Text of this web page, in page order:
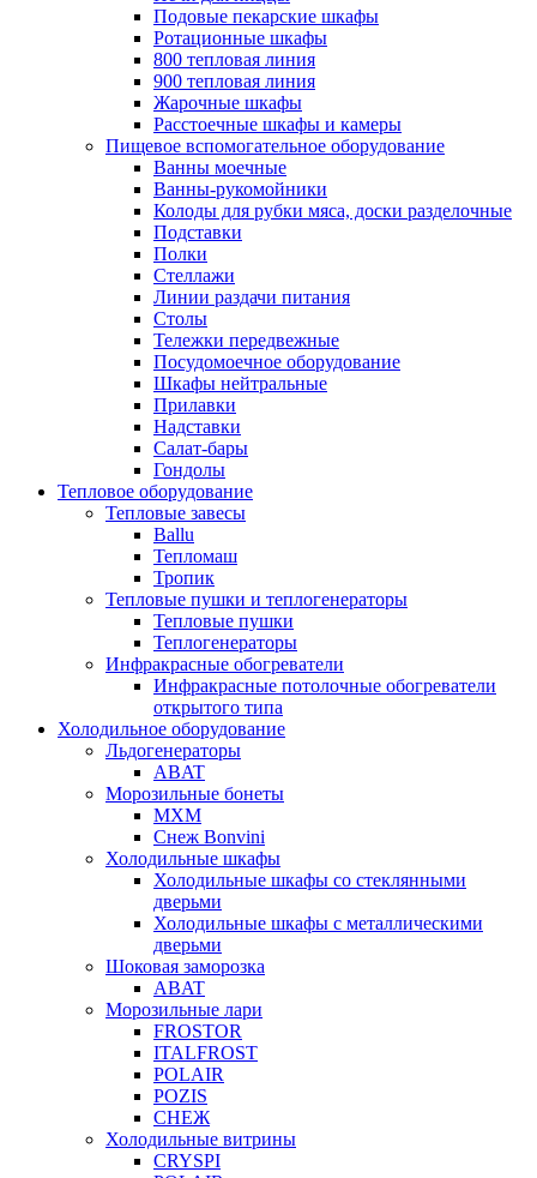
Подовые пекарские шкафы
Ротационные шкафы
800 тепловая линия
900 тепловая линия
Жарочные шкафы
Расстоечные шкафы и камеры
Пищевое вспомогательное оборудование
Ванны моечные
Ванны-рукомойники
Колоды для рубки мяса, доски разделочные
Подставки
Полки
Стеллажи
Линии раздачи питания
Столы
Тележки передвежные
Посудомоечное оборудование
Шкафы нейтральные
Прилавки
Надставки
Салат-бары
Гондолы
Тепловое оборудование
Тепловые завесы
Ballu
Тепломаш
Тропик
Тепловые пушки и теплогенераторы
Тепловые пушки
Теплогенераторы
Инфракрасные обогреватели
Инфракрасные потолочные обогреватели
открытого типа
Холодильное оборудование
Льдогенераторы
ABAT
Морозильные бонеты
МХМ
Снеж Bonvini
Холодильные шкафы
Холодильные шкафы cо стеклянными
дверьми
Холодильные шкафы с металлическими
дверьми
Шоковая заморозка
ABAT
Морозильные лари
FROSTOR
ITALFROST
POLAIR
POZIS
СНЕЖ
Холодильные витрины
CRYSPI